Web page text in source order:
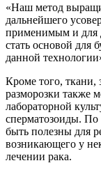
«Наш метод
дальнейшего
применимым и для
стать основой для
данной
Кроме того, ткани,
разморозки также
лабораторной
сперматозоиды. По
быть полезны для
возникающего у
лечении рака.